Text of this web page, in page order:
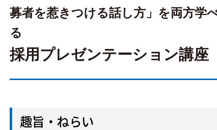
募者を惹きつける話し方」を両方学
る
採用プレゼンテーション講座
趣旨・ねらい